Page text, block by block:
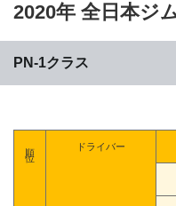
2020年 全日本ジ
PN-1クラス
ドライバー